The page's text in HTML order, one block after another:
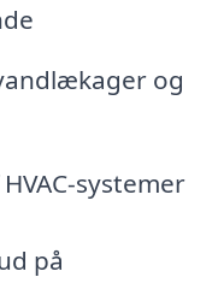
og
systemer
på